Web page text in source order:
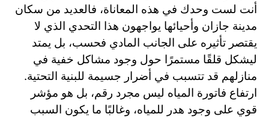
أنت لست وحدك في هذه المعاناة، فالعديد من سكان
مدينة جازان وأحيائها يواجهون هذا التحدي الذي لا
يقتصر تأثيره على الجانب المادي فحسب، بل يمتد
ليشكل قلقًا مستمرًا حول وجود مشاكل خفية في
منازلهم قد تتسبب في أضرار جسيمة للبنية التحتية.
ارتفاع فاتورة المياه ليس مجرد رقم، بل هو مؤشر
قوي على وجود هدر للمياه، وغالبًا ما يكون السبب